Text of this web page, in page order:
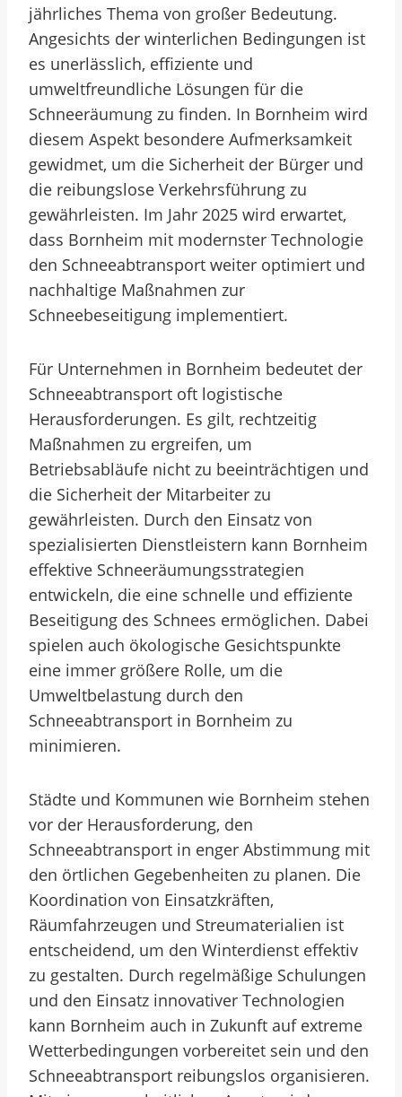
jährliches Thema von großer Bedeutung.
Angesichts der winterlichen Bedingungen ist
es unerlässlich, effiziente und
umweltfreundliche Lösungen für die
Schneeräumung zu finden. In Bornheim wird
diesem Aspekt besondere Aufmerksamkeit
gewidmet, um die Sicherheit der Bürger und
die reibungslose Verkehrsführung zu
gewährleisten. Im Jahr 2025 wird erwartet,
dass Bornheim mit modernster Technologie
den Schneeabtransport weiter optimiert und
nachhaltige Maßnahmen zur
Schneebeseitigung implementiert.
Für Unternehmen in Bornheim bedeutet der
Schneeabtransport oft logistische
Herausforderungen. Es gilt, rechtzeitig
Maßnahmen zu ergreifen, um
Betriebsabläufe nicht zu beeinträchtigen und
die Sicherheit der Mitarbeiter zu
gewährleisten. Durch den Einsatz von
spezialisierten Dienstleistern kann Bornheim
effektive Schneeräumungsstrategien
entwickeln, die eine schnelle und effiziente
Beseitigung des Schnees ermöglichen. Dabei
spielen auch ökologische Gesichtspunkte
eine immer größere Rolle, um die
Umweltbelastung durch den
Schneeabtransport in Bornheim zu
minimieren.
Städte und Kommunen wie Bornheim stehen
vor der Herausforderung, den
Schneeabtransport in enger Abstimmung mit
den örtlichen Gegebenheiten zu planen. Die
Koordination von Einsatzkräften,
Räumfahrzeugen und Streumaterialien ist
entscheidend, um den Winterdienst effektiv
zu gestalten. Durch regelmäßige Schulungen
und den Einsatz innovativer Technologien
kann Bornheim auch in Zukunft auf extreme
Wetterbedingungen vorbereitet sein und den
Schneeabtransport reibungslos organisieren.